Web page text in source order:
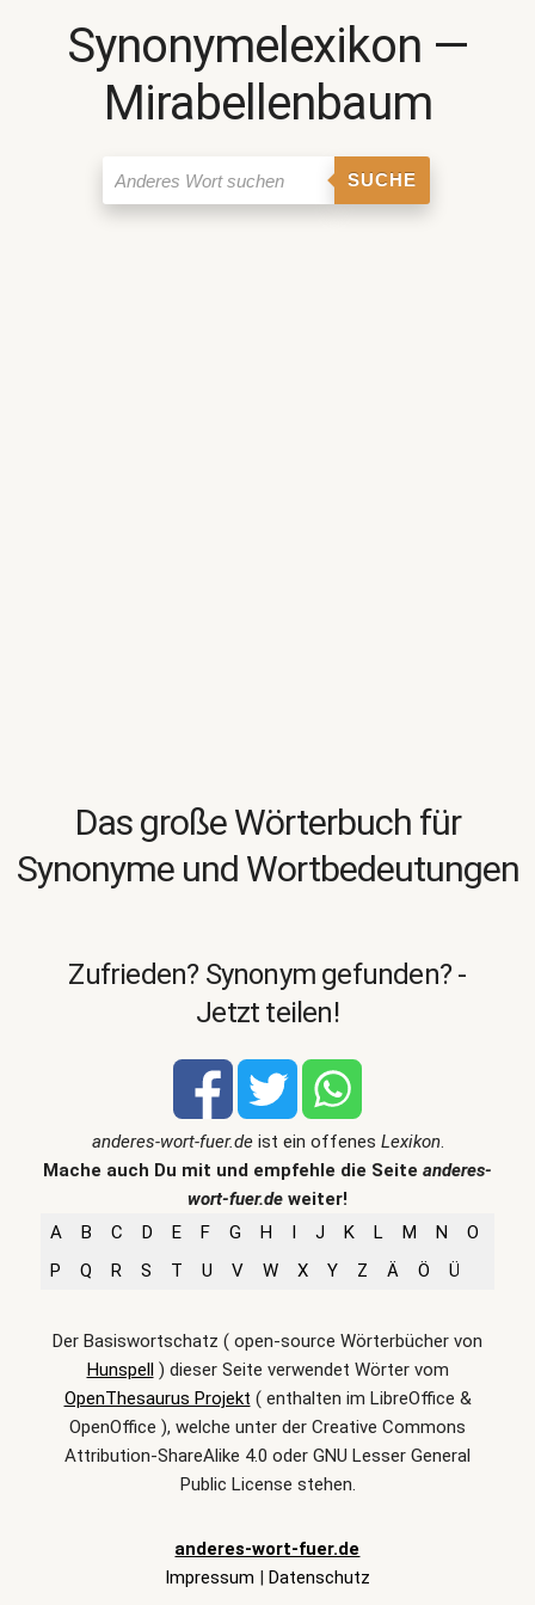
Synonymelexikon ―
Mirabellenbaum
SUCHE
Das große Wörterbuch für
Synonyme und Wortbedeutungen
Zufrieden? Synonym gefunden? -
Jetzt teilen!
anderes-wort-fuer.deist ein offenes Lexikon.
Mache auch Du mit und empfehle die Seite anderes-
wort-fuer.de weiter!
A
B C D E F G H I J K L M N
O
P
Q R S T U V W X Y Z Ä Ö Ü
Der Basiswortschatz ( open-source Wörterbücher von
Hunspell) dieser Seite verwendet Wörter vom
OpenThesaurus Projekt ( enthalten im LibreOffice &
OpenOffice ), welche unter der Creative Commons
Attribution-ShareAlike 4.0 oder GNU Lesser General
Public License stehen.
anderes-wort-fuer.de
Impressum | Datenschutz